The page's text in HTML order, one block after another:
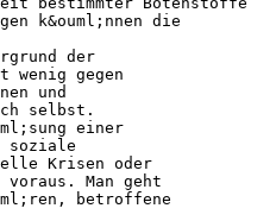
k&ouml;nnen die
der
wenig gegen
und
selbst.
einer
soziale
Krisen oder
Man geht
betroffene